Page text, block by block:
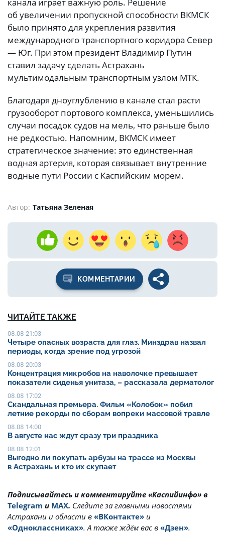
об увеличении пропускной способности ВКМСК
было принято для укрепления развития
международного транспортного коридора Север
— Юг. При этом президент Владимир Путин
ставил задачу сделать Астрахань
мультимодальным транспортным узлом МТК.
Благодаря дноуглублению в канале стал расти
грузооборот портового комплекса, уменьшились
случаи посадок судов на мель, что раньше было
не редкостью. Напомним, ВКМСК имеет
стратегическое значение: это единственная
водная артерия, которая связывает внутренние
водные пути России с Каспийским морем.
Автор: Татьяна Зеленая
КОММЕНТАРИИ
ЧИТАЙТЕ ТАКЖЕ
08.08 21:03
Четыре опасных возраста для глаз. Минздрав назвал
периоды, когда зрение под угрозой
08.08 20:03
Концентрация микробов на наволочке превышает
показатели сиденья унитаза, – рассказала дерматолог
08.08 17:02
Скандальная премьера. Фильм «Колобок» побил
летние рекорды по сборам вопреки массовой травле
08.08 14:00
В августе нас ждут сразу три праздника
08.08 12:01
Выгодно ли покупать арбузы на трассе из Москвы
в Астрахань и кто их скупает
Подписывайтесь и комментируйте «Каспийинфо» в
Telegram и MAX. Cледите за главными новостями
Астрахани и области в «ВКонтакте» и
«Одноклассниках». А также ждём вас в «Дзен».